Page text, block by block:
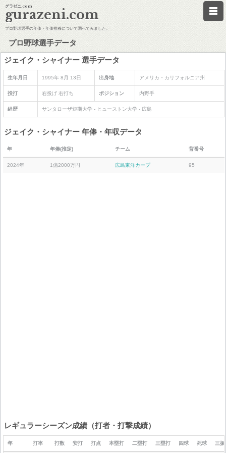
グラゼニ.com
gurazeni.com
プロ野球選手の年俸・年俸推移について調べてみました。
プロ野球選手データ
ジェイク・シャイナー 選手データ
生年月日 1995年 8月 13日 出身地 アメリカ・カリフォルニア州
投打 右投げ 右打ち ポジション 内野手
経歴 サンタローザ短期大学 - ヒューストン大学 - 広島
ジェイク・シャイナー 年俸・年収データ
年 年俸(推定) チーム 背番号
2024年 1億2000万円 広島東洋カープ 95
レギュラーシーズン成績（打者・打撃成績）
年 打率 打数 安打 打点 本塁打 二塁打 三塁打 四球 死球 三振